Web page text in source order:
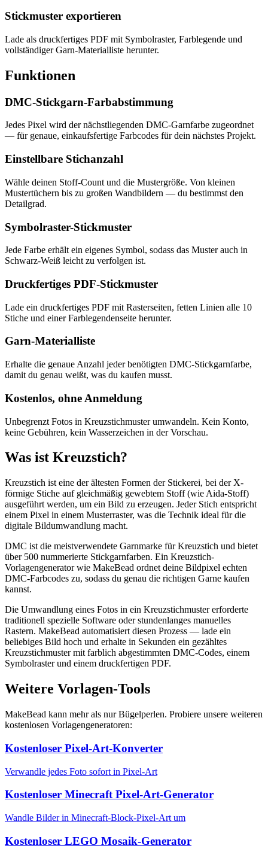
Stickmuster exportieren
Lade als druckfertiges PDF mit Symbolraster, Farblegende und
vollständiger Garn-Materialliste herunter.
Funktionen
DMC-Stickgarn-Farbabstimmung
Jedes Pixel wird der nächstliegenden DMC-Garnfarbe zugeordnet
— für genaue, einkaufsfertige Farbcodes für dein nächstes Projekt.
Einstellbare Stichanzahl
Wähle deinen Stoff-Count und die Mustergröße. Von kleinen
Mustertüchern bis zu großen Wandbildern — du bestimmst den
Detailgrad.
Symbolraster-Stickmuster
Jede Farbe erhält ein eigenes Symbol, sodass das Muster auch in
Schwarz-Weiß leicht zu verfolgen ist.
Druckfertiges PDF-Stickmuster
Lade ein druckfertiges PDF mit Rasterseiten, fetten Linien alle 10
Stiche und einer Farblegendenseite herunter.
Garn-Materialliste
Erhalte die genaue Anzahl jeder benötigten DMC-Stickgarnfarbe,
damit du genau weißt, was du kaufen musst.
Kostenlos, ohne Anmeldung
Unbegrenzt Fotos in Kreuzstichmuster umwandeln. Kein Konto,
keine Gebühren, kein Wasserzeichen in der Vorschau.
Was ist Kreuzstich?
Kreuzstich ist eine der ältesten Formen der Stickerei, bei der X-
förmige Stiche auf gleichmäßig gewebtem Stoff (wie Aida-Stoff)
ausgeführt werden, um ein Bild zu erzeugen. Jeder Stich entspricht
einem Pixel in einem Musterraster, was die Technik ideal für die
digitale Bildumwandlung macht.
DMC ist die meistverwendete Garnmarke für Kreuzstich und bietet
über 500 nummerierte Stickgarnfarben. Ein Kreuzstich-
Vorlagengenerator wie MakeBead ordnet deine Bildpixel echten
DMC-Farbcodes zu, sodass du genau die richtigen Garne kaufen
kannst.
Die Umwandlung eines Fotos in ein Kreuzstichmuster erforderte
traditionell spezielle Software oder stundenlanges manuelles
Rastern. MakeBead automatisiert diesen Prozess — lade ein
beliebiges Bild hoch und erhalte in Sekunden ein gezähltes
Kreuzstichmuster mit farblich abgestimmten DMC-Codes, einem
Symbolraster und einem druckfertigen PDF.
Weitere Vorlagen-Tools
MakeBead kann mehr als nur Bügelperlen. Probiere unsere weiteren
kostenlosen Vorlagengeneratoren:
Kostenloser Pixel-Art-Konverter
Verwandle jedes Foto sofort in Pixel-Art
Kostenloser Minecraft Pixel-Art-Generator
Wandle Bilder in Minecraft-Block-Pixel-Art um
Kostenloser LEGO Mosaik-Generator